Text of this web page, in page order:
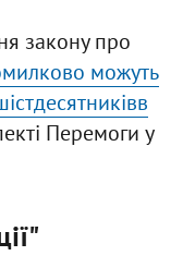
закону про
можуть
Перемоги у